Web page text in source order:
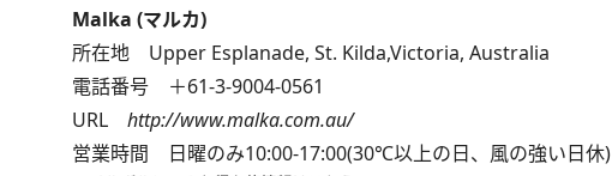
Malka (マルカ)
所在地 Upper Esplanade, St. Kilda,Victoria, Australia
電話番号 ＋61-3-9004-0561
URL http://www.malka.com.au/
営業時間 日曜のみ10:00-17:00(30℃以上の日、風の強い日休)